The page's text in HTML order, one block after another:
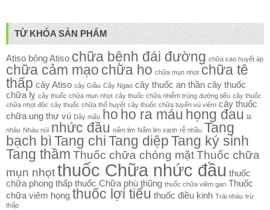
TỪ KHÓA SẢN PHẨM
Atiso bông Atiso chữa bệnh đái đường chữa cao huyết áp
chữa cảm mạo chữa ho chữa mụn nhọt chữa tê
thấp cây Atiso cây Giầu Cây Ngao cây thuốc an thần cây thuốc
chữa lỵ cây thuốc chữa mụn nhọt cây thuốc chữa nhiễm trùng đường tiểu cây thuốc
chữa nhọt độc cây thuốc chữa thổ huyết cây thuốc chữa tuyến vú viêm cây thuốc
chữa ung thư vú Dây mấu ho ho ra máu họng đau lá
nhàu Nhàu núi nhức đầu nấm lim Nấm lim xanh rễ nhầu Tang
bạch bì Tang chi Tang diệp Tang ký sinh
Tang thầm Thuốc chữa chóng mặtThuốc chữa
mụn nhọtthuốc Chữa nhức đầu thuốc
chữa phong thấp thuốc Chữa phù thũng thuốc chữa viêm gan Thuốc
chữa viêm họng thuốc lợi tiểu thuốc điều kinh Trái nhàu trừ
thấp